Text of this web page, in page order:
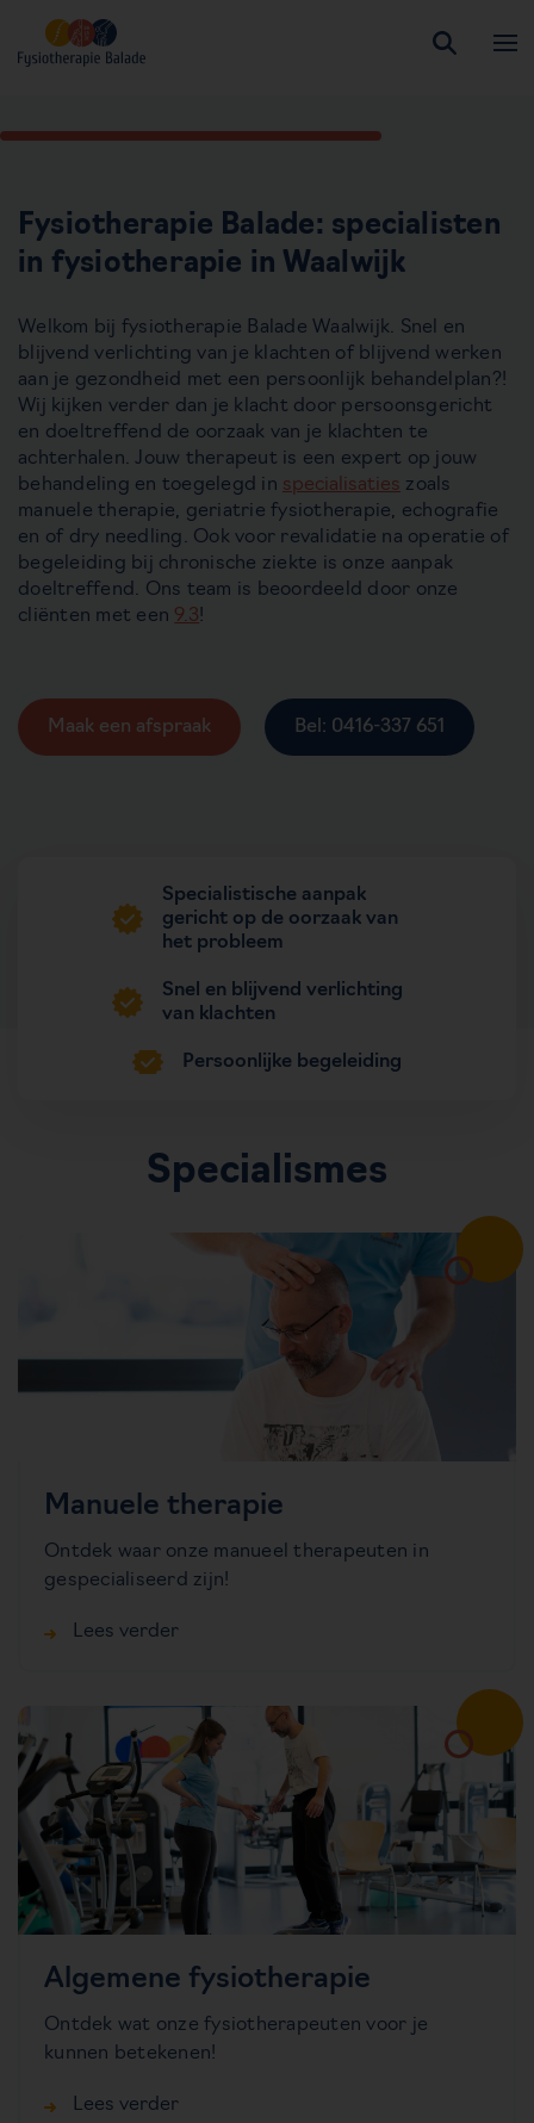
Fysiotherapie Balade: specialisten
in fysiotherapie in Waalwijk
Welkom bij fysiotherapie Balade Waalwijk. Snel en
blijvend verlichting van je klachten of blijvend werken
aan je gezondheid met een persoonlijk behandelplan?!
Wij kijken verder dan je klacht door persoonsgericht
en doeltreffend de oorzaak van je klachten te
achterhalen. Jouw therapeut is een expert op jouw
behandeling en toegelegd in specialisaties zoals
manuele therapie, geriatrie fysiotherapie, echografie
en of dry needling. Ook voor revalidatie na operatie of
begeleiding bij chronische ziekte is onze aanpak
doeltreffend. Ons team is beoordeeld door onze
cliënten met een 9.3!
Maak een afspraak Bel: 0416-337 651
Specialistische aanpak
gericht op de oorzaak van
het probleem
Snel en blijvend verlichting
van klachten
Persoonlijke begeleiding
Specialismes
Manuele therapie
Ontdek waar onze manueel therapeuten in
gespecialiseerd zijn!
Lees verder
Algemene fysiotherapie
Ontdek wat onze fysiotherapeuten voor je
kunnen betekenen!
Lees verder